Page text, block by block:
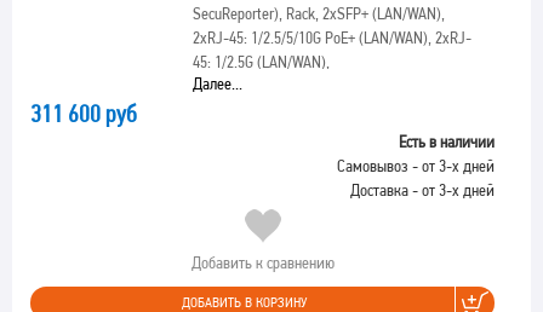
SecuReporter), Rack, 2xSFP+ (LAN/WAN),
2xRJ-45: 1/2.5/5/10G PoE+ (LAN/WAN), 2xRJ-
45: 1/2.5G (LAN/WAN),
Далее...
311 600 руб
Есть в наличии
Самовывоз - от 3-х дней
Доставка - от 3-х дней
Добавить к сравнению
ДОБАВИТЬ В КОРЗИНУ